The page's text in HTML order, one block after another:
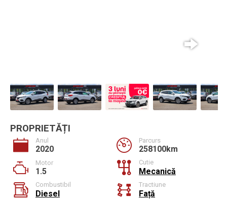
PROPRIETĂȚI
Anul
2020
Parcurs
258100km
Motor
1.5
Cutie
Mecanică
Combustibil
Diesel
Tractiune
Față